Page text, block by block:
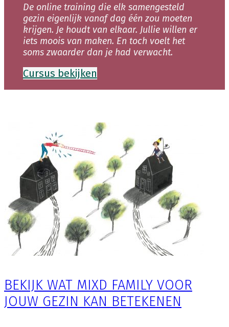
De online training die elk samengesteld
gezin eigenlijk vanaf dag één zou moeten
krijgen. Je houdt van elkaar. Jullie willen er
iets moois van maken. En toch voelt het
soms zwaarder dan je had verwacht.
Cursus bekijken
BEKIJK WAT MIXD FAMILY VOOR
JOUW GEZIN KAN BETEKENEN